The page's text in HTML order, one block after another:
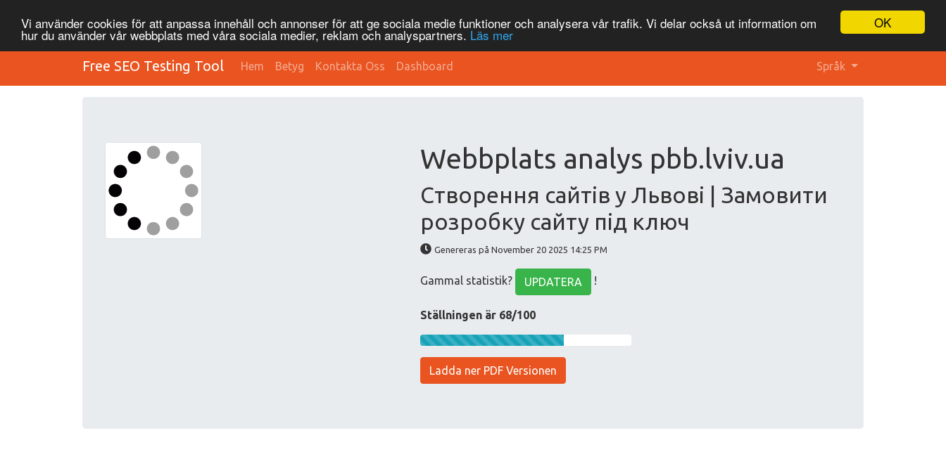
OK
Vi använder cookies för att anpassa innehåll och annonser för att ge sociala medie funktioner och analysera vår trafik. Vi delar också ut information om
hur du använder vår webbplats med våra sociala medier, reklam och analyspartners. Läs mer
Free SEO Testing Tool Hem Betyg Kontakta Oss Dashboard Språk
Webbplats analys pbb.lviv.ua
Cтворення сайтів у Львові | Замовити
розробку сайту під ключ
Genereras på November 20 2025 14:25 PM
Gammal statistik? UPDATERA !
Ställningen är 68/100
Ladda ner PDF Versionen